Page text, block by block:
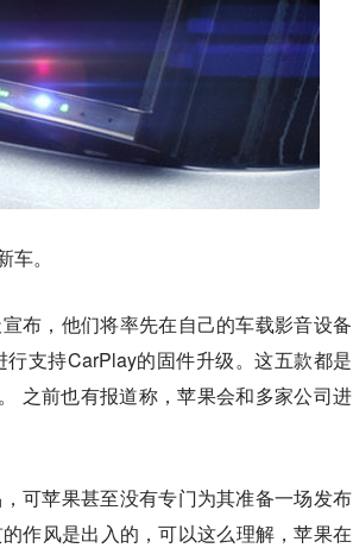
。
布，他们将率先在自己的车载影音设备
支持CarPlay的固件升级。这五款都是
之前也有报道称，苹果会和多家公司进
可苹果甚至没有专门为其准备一场发布
作风是出入的，可以这么理解，苹果在